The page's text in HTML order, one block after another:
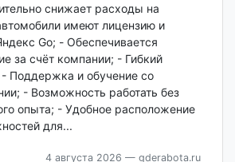
снижает расходы на
имеют лицензию и
Go; - Обеспечивается
за счёт компании; - Гибкий
Поддержка и обучение со
- Возможность работать без
опыта; - Удобное расположение
для...
4 августа 2026 — gderabota.ru